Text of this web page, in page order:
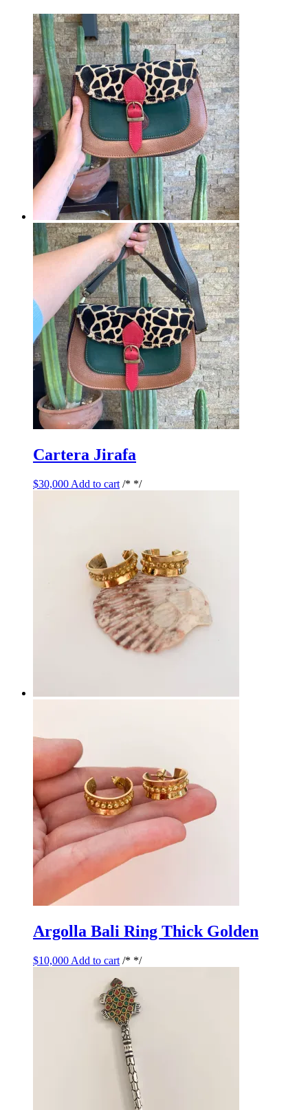
Cartera Jirafa
$30,000 Add to cart /* */
Argolla Bali Ring Thick Golden
$10,000 Add to cart /* */